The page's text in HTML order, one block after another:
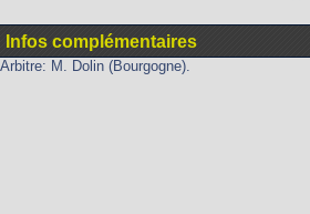
Infos complémentaires
Arbitre: M. Dolin (Bourgogne).